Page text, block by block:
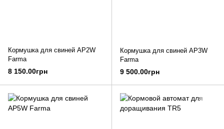
Кормушка для свиней AP2W
Farma
8 150.00грн
Кормушка для свиней AP3W
Farma
9 500.00грн